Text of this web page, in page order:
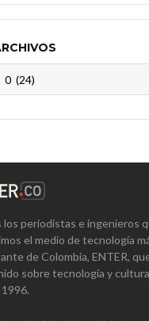
los periodistas e ingenieros
el medio de tecnología
de Colombia, ENTER,
sobre tecnología y